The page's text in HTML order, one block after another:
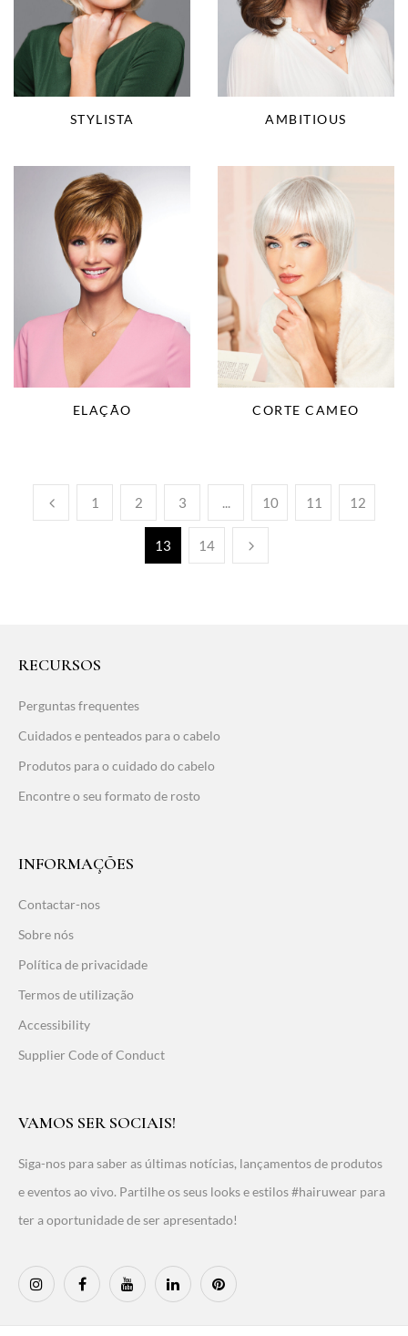
STYLISTA AMBITIOUS
ELAÇÃO CORTE CAMEO
1 2 3 ... 10 11 12
13 14
RECURSOS
Perguntas frequentes
Cuidados e penteados para o cabelo
Produtos para o cuidado do cabelo
Encontre o seu formato de rosto
INFORMAÇÕES
Contactar-nos
Sobre nós
Política de privacidade
Termos de utilização
Accessibility
Supplier Code of Conduct
VAMOS SER SOCIAIS!
Siga-nos para saber as últimas notícias, lançamentos de produtos
e eventos ao vivo. Partilhe os seus looks e estilos #hairuwear para
ter a oportunidade de ser apresentado!